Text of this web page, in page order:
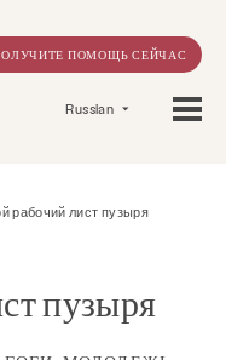
ПОМОЩЬ СЕЙЧАС
Russian
рабочий лист пузыря
пузыря